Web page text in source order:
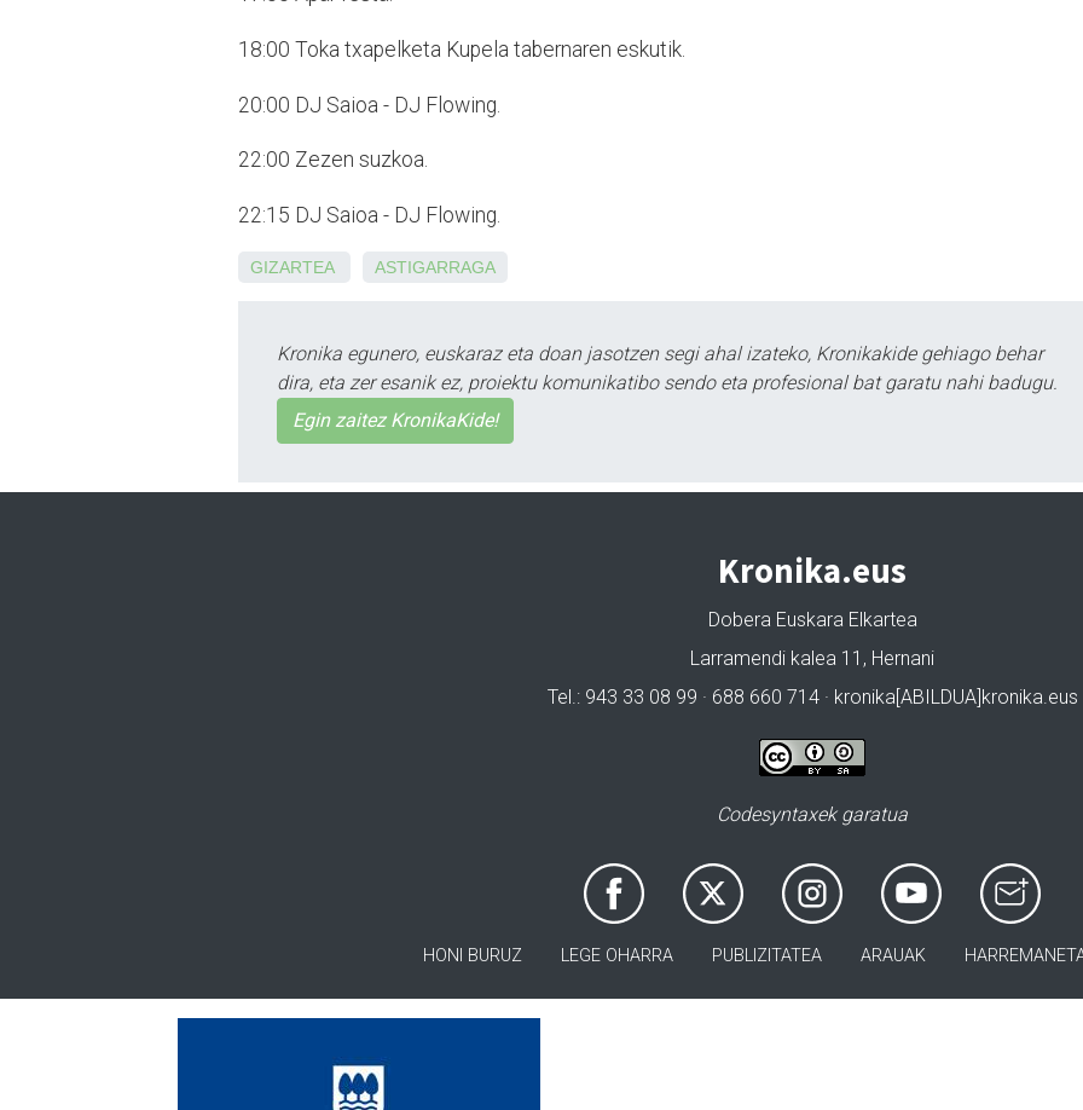
18:00 Toka txapelketa Kupela tabernaren eskutik.
20:00 DJ Saioa - DJ Flowing.
22:00 Zezen suzkoa.
22:15 DJ Saioa - DJ Flowing.
GIZARTEA ASTIGARRAGA
Kronika egunero, euskaraz eta doan jasotzen segi ahal izateko, Kronikakide gehiago behar
dira, eta zer esanik ez, proiektu komunikatibo sendo eta profesional bat garatu nahi badugu.
Egin zaitez KronikaKide!
Kronika.eus
Dobera Euskara Elkartea
Larramendi kalea 11, Hernani
Tel.: 943 33 08 99 · 688 660 714 · kronika[ABILDUA]kronika.eus
Codesyntaxek garatua
HONI BURUZ LEGE OHARRA PUBLIZITATEA ARAUAK